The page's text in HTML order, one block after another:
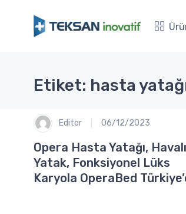
Etiket: hasta
Editor 06/12/2023
Opera Hasta Yatağı, Havalı
Yatak, Fonksiyonel Lüks
Karyola OperaBed